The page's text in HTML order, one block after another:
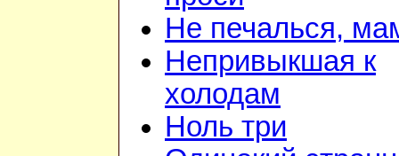
Не печалься,
Непривыкшая к
холодам
Ноль три